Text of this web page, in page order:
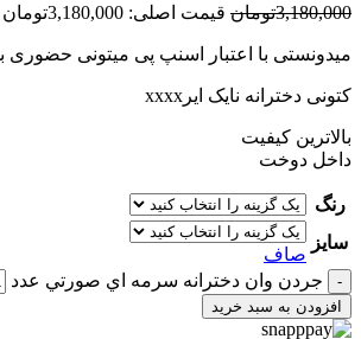
3,180,000تومان قیمت اصلی: 3,180,000تومان بود.
میدونستی با اعتبار اسنپ پی میتونی
کتونی دخترانه نایک ایرxxxx
بالاترین کیفیت
داخل دوخت
رنگ
سایز
صاف
جردن وان دخترانه سرمه اي صورتي عدد
افزودن به سبد خرید